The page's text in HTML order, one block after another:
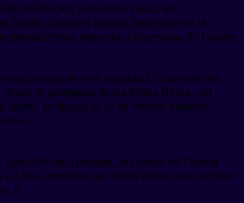
establecido para estos casos, los
honras fúnebres podrán hacer uso de la
pensamientos respecto a la persona de Guerra
parlamentario será trasladado a la sede del
la parroquia Santa María Reina, del
Isidro, en donde se le ha venido velando
acaecido en Arequipa, el cuerpo de Guerra
a Lima, mediante un vuelo militar que aterrizó
8.